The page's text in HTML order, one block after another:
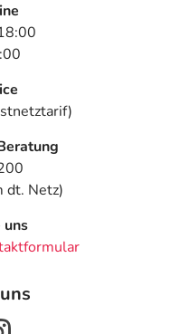
dt. Netz)
uns